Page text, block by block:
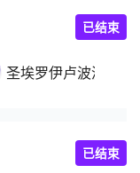
圣埃罗伊卢波波
已结束
已结束